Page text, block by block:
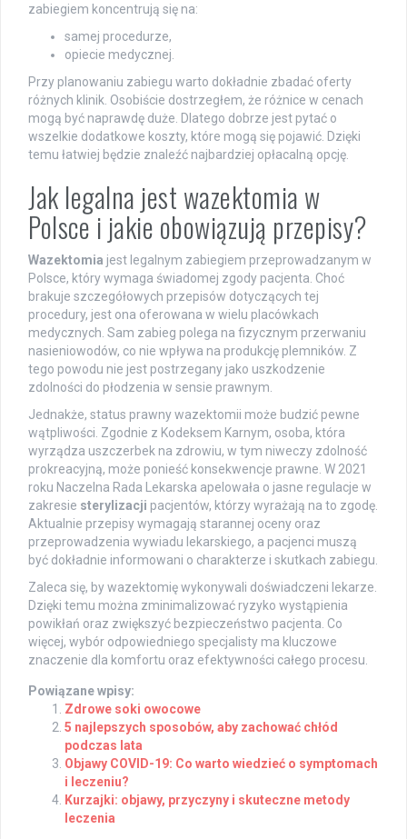
zabiegiem koncentrują się na:
samej procedurze,
opiecie medycznej.
Przy planowaniu zabiegu warto dokładnie zbadać oferty
różnych klinik. Osobiście dostrzegłem, że różnice w cenach
mogą być naprawdę duże. Dlatego dobrze jest pytać o
wszelkie dodatkowe koszty, które mogą się pojawić. Dzięki
temu łatwiej będzie znaleźć najbardziej opłacalną opcję.
Jak legalna jest wazektomia w
Polsce i jakie obowiązują przepisy?
Wazektomia jest legalnym zabiegiem przeprowadzanym w
Polsce, który wymaga świadomej zgody pacjenta. Choć
brakuje szczegółowych przepisów dotyczących tej
procedury, jest ona oferowana w wielu placówkach
medycznych. Sam zabieg polega na fizycznym przerwaniu
nasieniowodów, co nie wpływa na produkcję plemników. Z
tego powodu nie jest postrzegany jako uszkodzenie
zdolności do płodzenia w sensie prawnym.
Jednakże, status prawny wazektomii może budzić pewne
wątpliwości. Zgodnie z Kodeksem Karnym, osoba, która
wyrządza uszczerbek na zdrowiu, w tym niweczy zdolność
prokreacyjną, może ponieść konsekwencje prawne. W 2021
roku Naczelna Rada Lekarska apelowała o jasne regulacje w
zakresie sterylizacji pacjentów, którzy wyrażają na to zgodę.
Aktualnie przepisy wymagają starannej oceny oraz
przeprowadzenia wywiadu lekarskiego, a pacjenci muszą
być dokładnie informowani o charakterze i skutkach zabiegu.
Zaleca się, by wazektomię wykonywali doświadczeni lekarze.
Dzięki temu można zminimalizować ryzyko wystąpienia
powikłań oraz zwiększyć bezpieczeństwo pacjenta. Co
więcej, wybór odpowiedniego specjalisty ma kluczowe
znaczenie dla komfortu oraz efektywności całego procesu.
Powiązane wpisy:
Zdrowe soki owocowe
5 najlepszych sposobów, aby zachować chłód
podczas lata
Objawy COVID-19: Co warto wiedzieć o symptomach
i leczeniu?
Kurzajki: objawy, przyczyny i skuteczne metody
leczenia